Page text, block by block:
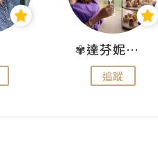
✾達芬妮•愛孩子•愛生活✾
追蹤